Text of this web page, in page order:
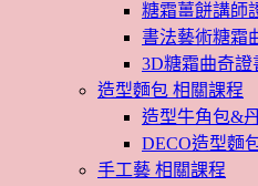
糖霜薑餅講師
書法藝術糖霜
3D糖霜曲奇
造型麵包 相關課程
造型牛角包&
DECO造型麵
手工藝 相關課程